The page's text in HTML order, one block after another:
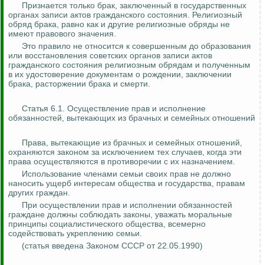
Признается только брак, заключенный в государственных
органах записи актов гражданского состояния. Религиозный
обряд брака, равно как и другие религиозные обряды не
имеют правового значения.
Это правило не относится к совершенным до образования
или восстановления советских органов записи актов
гражданского состояния религиозным обрядам и полученным
в их удостоверение документам о рождении, заключении
брака, расторжении брака и смерти.
Статья 6.1. Осуществление прав и исполнение
обязанностей, вытекающих из брачных и семейных отношений
Права, вытекающие из брачных и семейных отношений,
охраняются законом за исключением тех случаев, когда эти
права осуществляются в противоречии с их назначением.
Использование членами семьи своих прав не должно
наносить ущерб интересам общества и государства, правам
других граждан.
При осуществлении прав и исполнении обязанностей
граждане должны соблюдать законы, уважать моральные
принципы социалистического общества, всемерно
содействовать укреплению семьи.
(статья введена Законом СССР от 22.05.1990)